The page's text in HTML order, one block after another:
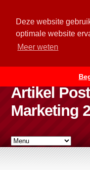
Deze website
optimale website
Meer weten
Artikel
Marketing